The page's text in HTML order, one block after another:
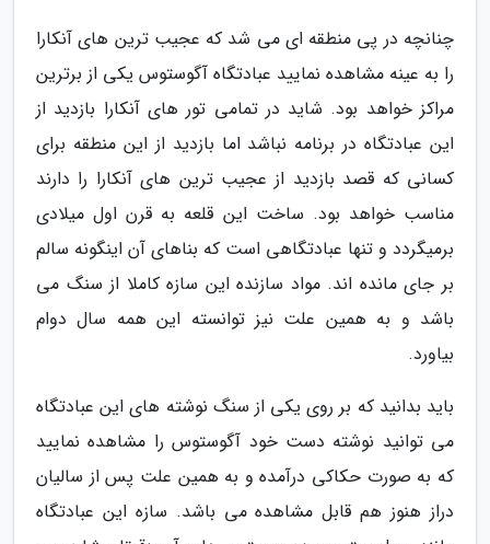
چنانچه در پی منطقه ای می شد که عجیب ترین های آنکارا
را به عینه مشاهده نمایید عبادتگاه آگوستوس یکی از برترین
مراکز خواهد بود. شاید در تمامی تور های آنکارا بازدید از
این عبادتگاه در برنامه نباشد اما بازدید از این منطقه برای
کسانی که قصد بازدید از عجیب ترین های آنکارا را دارند
مناسب خواهد بود. ساخت این قلعه به قرن اول میلادی
برمیگردد و تنها عبادتگاهی است که بناهای آن اینگونه سالم
بر جای مانده اند. مواد سازنده این سازه کاملا از سنگ می
باشد و به همین علت نیز توانسته این همه سال دوام
بیاورد.
باید بدانید که بر روی یکی از سنگ نوشته های این عبادتگاه
می توانید نوشته دست خود آگوستوس را مشاهده نمایید
که به صورت حکاکی درآمده و به همین علت پس از سالیان
دراز هنوز هم قابل مشاهده می باشد. سازه این عبادتگاه